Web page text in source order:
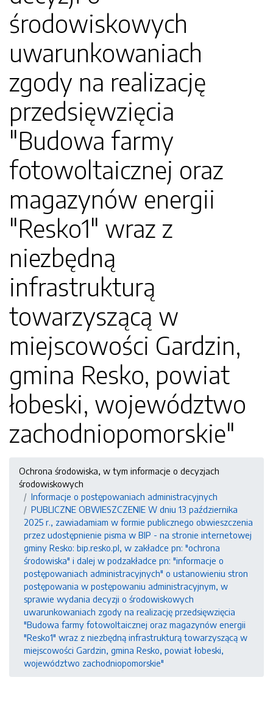
środowiskowych
uwarunkowaniach
zgody na realizację
przedsięwzięcia
"Budowa farmy
fotowoltaicznej oraz
magazynów energii
"Resko1" wraz z
niezbędną
infrastrukturą
towarzyszącą w
miejscowości Gardzin,
gmina Resko, powiat
łobeski, województwo
zachodniopomorskie"
Ochrona środowiska, w tym informacje o decyzjach
środowiskowych
Informacje o postępowaniach administracyjnych
PUBLICZNE OBWIESZCZENIE W dniu 13 października
2025 r., zawiadamiam w formie publicznego obwieszczenia
przez udostępnienie pisma w BIP - na stronie internetowej
gminy Resko: bip.resko.pl, w zakładce pn: "ochrona
środowiska" i dalej w podzakładce pn: "informacje o
postępowaniach administracyjnych" o ustanowieniu stron
postępowania w postępowaniu administracyjnym, w
sprawie wydania decyzji o środowiskowych
uwarunkowaniach zgody na realizację przedsięwzięcia
"Budowa farmy fotowoltaicznej oraz magazynów energii
"Resko1" wraz z niezbędną infrastrukturą towarzyszącą w
miejscowości Gardzin, gmina Resko, powiat łobeski,
województwo zachodniopomorskie"